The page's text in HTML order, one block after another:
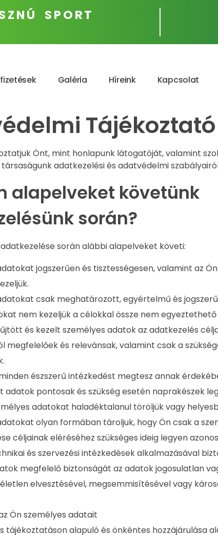
SPORT
Galéria Híreink Kapcsolat
Tájékoztató
Önt, mint honlapunk látogatóját, valamint
adatkezelési és adatvédelmi
alapelveket követünk
során?
során alábbi alapelveket követi:
jogszerűen és tisztességesen, valamint az
csak meghatározott, egyértelmű és
nem kezeljük a célokkal össze nem
és kezelt személyes adatok az adatkezelés
megfelelőek és relevánsak, valamint csak a
észszerű intézkedést megtesz annak
adatok pontosak és szükség esetén naprakészek
adatokat haladéktalanul töröljük vagy
olyan formában tároljuk, hogy Ön csak a
céljainak eléréséhez szükséges ideig legyen
és szervezési intézkedések alkalmazásával
megfelelő biztonságát az adatok jogosulatlan
elvesztésével, megsemmisítésével vagy
Ön személyes adatait
tájékoztatáson alapuló és önkéntes hozzájárulása